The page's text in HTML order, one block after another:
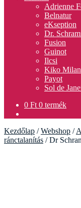
Adrienne
Belnatur
eKseption
Dr.
Fusion
Guinot
Ilcsi
Kiko
Payot
Sol de
0 Ft 0 termék
Kezdőlap /Webshop /
ránctalanítás /Dr